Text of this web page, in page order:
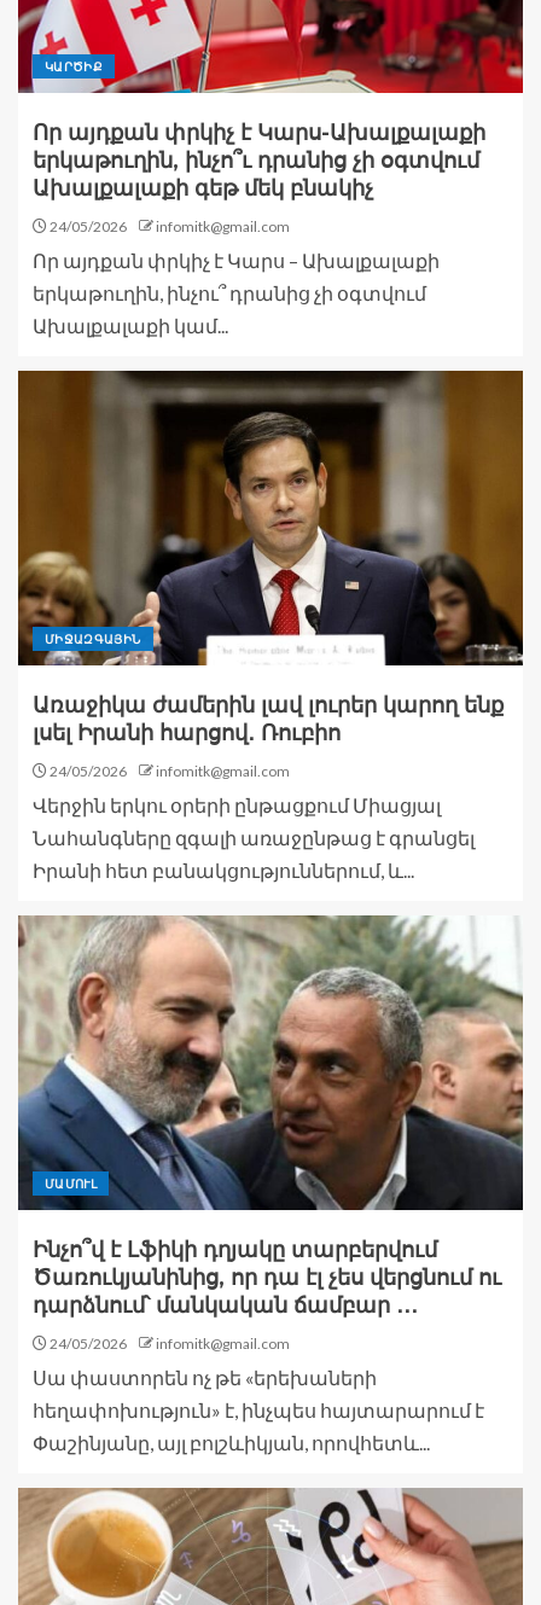
ԿԱՐԾԻՔ
Որ այդքան փրկիչ է Կարս-Ախալքալաքի
երկաթուղին, ինչո՞ւ դրանից չի օգտվում
Ախալքալաքի գեթ մեկ բնակիչ
24/05/2026 infomitk@gmail.com
Որ այդքան փրկիչ է Կարս – Ախալքալաքի
երկաթուղին, ինչու՞ դրանից չի օգտվում
Ախալքալաքի կամ...
ՄԻՋԱԶԳԱՅԻՆ
Առաջիկա ժամերին լավ լուրեր կարող ենք
լսել Իրանի հարցով․ Ռուբիո
24/05/2026 infomitk@gmail.com
Վերջին երկու օրերի ընթացքում Միացյալ
Նահանգները զգալի առաջընթաց է գրանցել
Իրանի հետ բանակցություններում, և...
ՄԱՄՈՒԼ
Ինչո՞վ է Լֆիկի դղյակը տարբերվում
Ծառուկյանինից, որ դա էլ չես վերցնում ու
դարձնում՝ մանկական ճամբար ․․․
24/05/2026 infomitk@gmail.com
Սա փաստորեն ոչ թե «երեխաների
հեղափոխություն» է, ինչպես հայտարարում է
Փաշինյանը, այլ բոլշևիկյան, որովհետև...